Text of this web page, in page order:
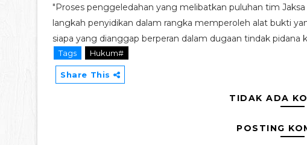
"Proses penggeledahan yang melibatkan puluhan tim
langkah penyidikan dalam rangka memperoleh alat bukti
siapa yang dianggap berperan dalam dugaan tindak pidana
Tags Hukum#
Share This
TIDAK ADA
POSTING